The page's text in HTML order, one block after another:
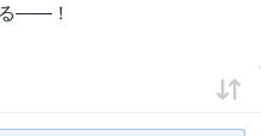
る――！